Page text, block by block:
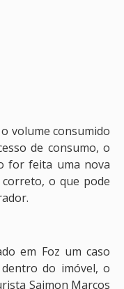
volume consumido
de consumo, o
for feita uma nova
o que pode
em Foz um caso
do imóvel, o
Saimon Marcos